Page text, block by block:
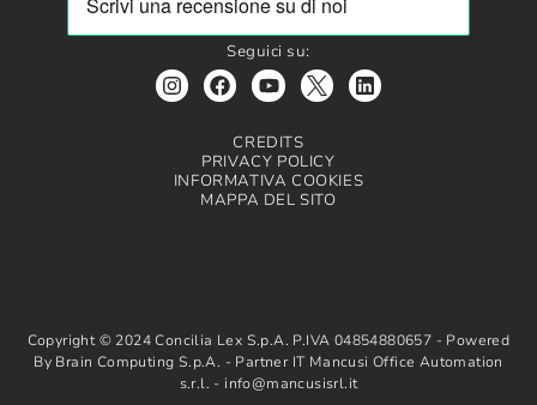
Seguici su:
CREDITS
PRIVACY POLICY
INFORMATIVA COOKIES
MAPPA DEL SITO
Copyright © 2024 Concilia Lex S.p.A. P.IVA 04854880657 - Powered
By Brain Computing S.p.A. - Partner IT Mancusi Office Automation
s.r.l. - info@mancusisrl.it